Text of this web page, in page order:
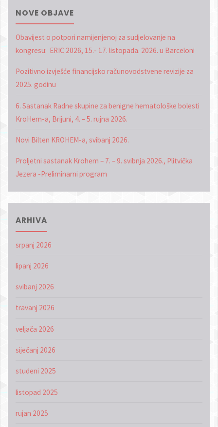
NOVE OBJAVE
Obavijest o potpori namijenjenoj za sudjelovanje na
kongresu: ERIC 2026, 15.- 17. listopada. 2026. u Barceloni
Pozitivno izvješće financijsko računovodstvene revizije za
2025. godinu
6. Sastanak Radne skupine za benigne hematološke bolesti
KroHem-a, Brijuni, 4. – 5. rujna 2026.
Novi Bilten KROHEM-a, svibanj 2026.
Proljetni sastanak Krohem – 7. – 9. svibnja 2026., Plitvička
Jezera -Preliminarni program
ARHIVA
srpanj 2026
lipanj 2026
svibanj 2026
travanj 2026
veljača 2026
siječanj 2026
studeni 2025
listopad 2025
rujan 2025